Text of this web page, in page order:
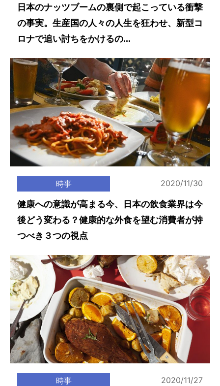
日本のナッツブームの裏側で起こっている衝撃
の事実。生産国の人々の人生を狂わせ、新型コ
ロナで追い討ちをかけるの...
時事 2020/11/30
健康への意識が高まる今、日本の飲食業界は今
後どう変わる？健康的な外食を望む消費者が持
つべき３つの視点
時事 2020/11/27